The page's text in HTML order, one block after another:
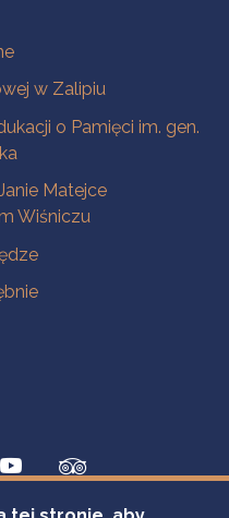
w Zalipiu
o Pamięci im. gen.
Matejce
Wiśniczu